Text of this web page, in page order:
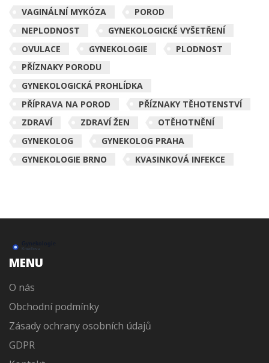
VAGINÁLNÍ MYKÓZA
POROD
NEPLODNOST
GYNEKOLOGICKÉ VYŠETŘENÍ
OVULACE
GYNEKOLOGIE
PLODNOST
PŘÍZNAKY PORODU
GYNEKOLOGICKÁ PROHLÍDKA
PŘÍPRAVA NA POROD
PŘÍZNAKY TĚHOTENSTVÍ
ZDRAVÍ
ZDRAVÍ ŽEN
OTĚHOTNĚNÍ
GYNEKOLOG
GYNEKOLOG PRAHA
GYNEKOLOGIE BRNO
KVASINKOVÁ INFEKCE
MENU
O nás
Obchodní podmínky
Zásady ochrany osobních údajů
GDPR